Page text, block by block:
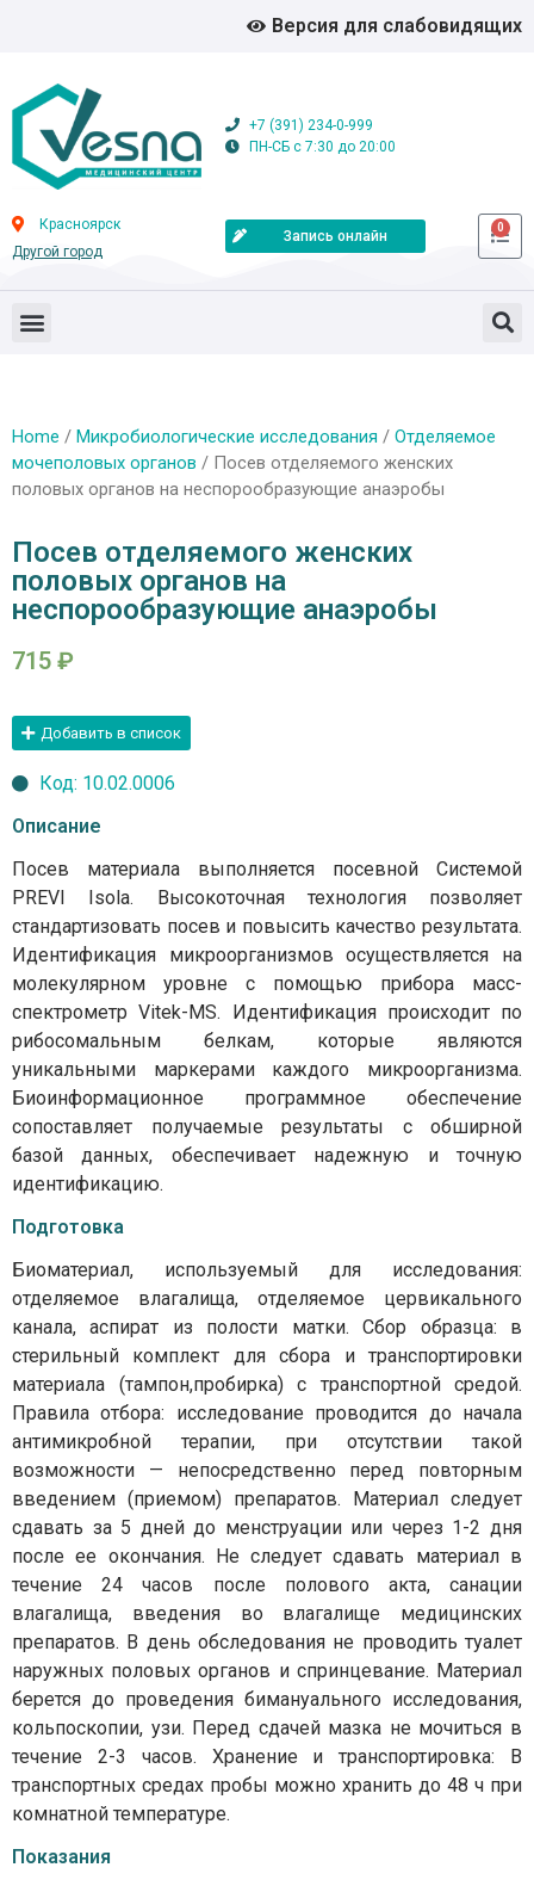
Версия для слабовидящих
+7 (391) 234-0-999
ПН-СБ с 7:30 до 20:00
Красноярск
Другой город
Запись онлайн
0
Home / Микробиологические исследования / Отделяемое
мочеполовых органов / Посев отделяемого женских
половых органов на неспорообразующие анаэробы
Посев отделяемого женских
половых органов на
неспорообразующие анаэробы
715 ₽
Добавить в список
Код: 10.02.0006
Описание
Посев материала выполняется посевной Системой
PREVI Isola. Высокоточная технология позволяет
стандартизовать посев и повысить качество результата.
Идентификация микроорганизмов осуществляется на
молекулярном уровне с помощью прибора масс-
спектрометр Vitek-MS. Идентификация происходит по
рибосомальным белкам, которые являются
уникальными маркерами каждого микроорганизма.
Биоинформационное программное обеспечение
сопоставляет получаемые результаты с обширной
базой данных, обеспечивает надежную и точную
идентификацию.
Подготовка
Биоматериал, используемый для исследования:
отделяемое влагалища, отделяемое цервикального
канала, аспират из полости матки. Сбор образца: в
стерильный комплект для сбора и транспортировки
материала (тампон,пробирка) с транспортной средой.
Правила отбора: исследование проводится до начала
антимикробной терапии, при отсутствии такой
возможности — непосредственно перед повторным
введением (приемом) препаратов. Материал следует
сдавать за 5 дней до менструации или через 1-2 дня
после ее окончания. Не следует сдавать материал в
течение 24 часов после полового акта, санации
влагалища, введения во влагалище медицинских
препаратов. В день обследования не проводить туалет
наружных половых органов и спринцевание. Материал
берется до проведения бимануального исследования,
кольпоскопии, узи. Перед сдачей мазка не мочиться в
течение 2-3 часов. Хранение и транспортировка: В
транспортных средах пробы можно хранить до 48 ч при
комнатной температуре.
Показания